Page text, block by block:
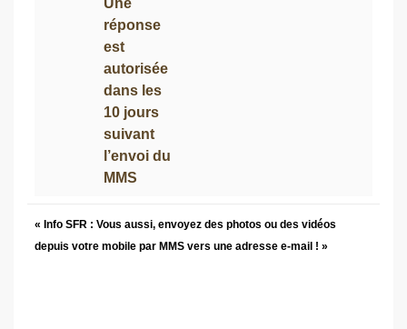
Une
réponse
est
autorisée
dans les
10 jours
suivant
l’envoi du
MMS
« Info SFR : Vous aussi, envoyez des photos ou des vidéos
depuis votre mobile par MMS vers une adresse e-mail ! »